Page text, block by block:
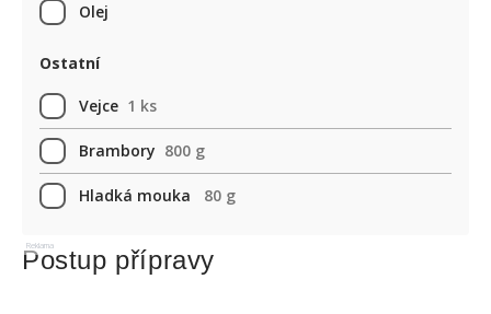
Olej
Ostatní
Vejce 1 ks
Brambory 800 g
Hladká mouka 80 g
Reklama
Postup přípravy